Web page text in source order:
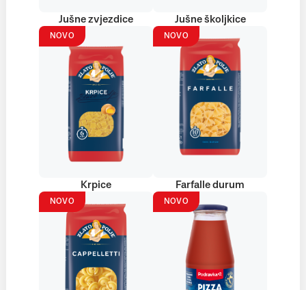
Jušne zvjezdice Jušne školjkice
NOVO
Krpice
NOVO
Farfalle durum
NOVO NOVO